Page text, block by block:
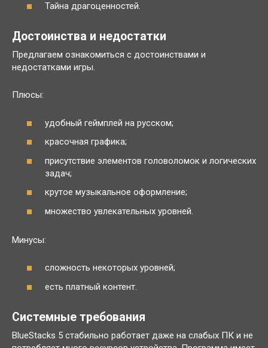
Тайна драгоценностей.
Достоинства и недостатки
Предлагаем ознакомиться с достоинствами и
недостатками игры.
Плюсы:
удобный геймплей на русском;
красочная графика;
присутствие элементов головоломок и логических
задач;
крутое музыкальное оформление;
множество увлекательных уровней.
Минусы:
сложность некоторых уровней;
есть платный контент.
Системные требования
BlueStacks 5 стабильно работает даже на слабых ПК и не